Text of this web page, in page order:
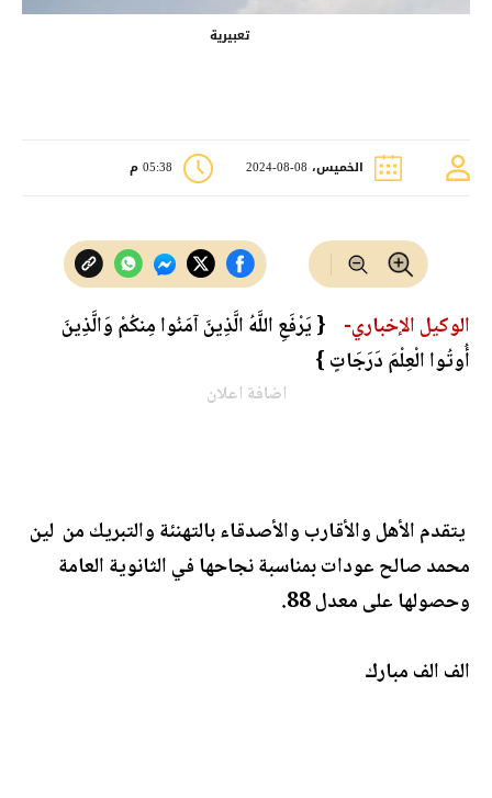
تعبيرية
الخميس، 08-08-2024 05:38 م
الوكيل الإخباري- { ‏‏يَرْفَعِ اللَّهُ الَّذِينَ آمَنُوا مِنكُمْ وَالَّذِينَ
أُوتُوا الْعِلْمَ دَرَجَاتٍ }
اضافة اعلان
يتقدم الأهل والأقارب والأصدقاء بالتهنئة والتبريك من لين
محمد صالح عودات بمناسبة نجاحها في الثانوية العامة
وحصولها على معدل 88.
الف الف مبارك